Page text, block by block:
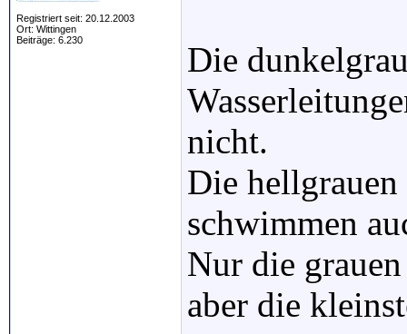
Registriert seit: 20.12.2003
Ort: Wittingen
Beiträge: 6.230
Die
nicht.
Die
schwimmen
Nur die
aber die